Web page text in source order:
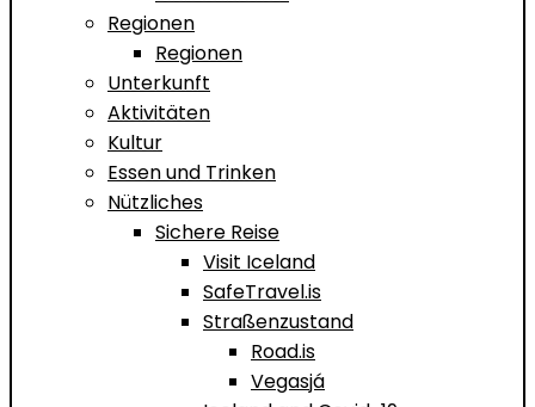
Regionen
Regionen
Unterkunft
Aktivitäten
Kultur
Essen und Trinken
Nützliches
Sichere Reise
Visit Iceland
SafeTravel.is
Straßenzustand
Road.is
Vegasjá